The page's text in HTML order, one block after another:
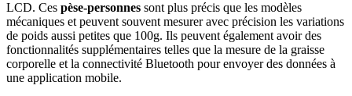
LCD. Ces pèse-personnes sont plus précis que les modèles
mécaniques et peuvent souvent mesurer avec précision les variations
de poids aussi petites que 100g. Ils peuvent également avoir des
fonctionnalités supplémentaires telles que la mesure de la graisse
corporelle et la connectivité Bluetooth pour envoyer des données à
une application mobile.